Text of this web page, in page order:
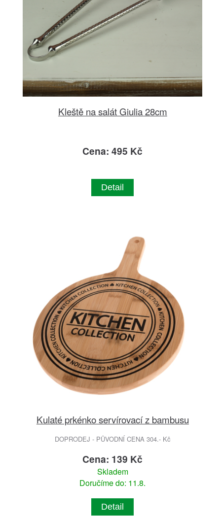
Kleště na salát Giulia 28cm
Cena: 495 Kč
Detail
Kulaté prkénko servírovací z bambusu
DOPRODEJ - PŮVODNÍ CENA 304.- Kč
Cena: 139 Kč
Skladem
Doručíme do: 11.8.
Detail